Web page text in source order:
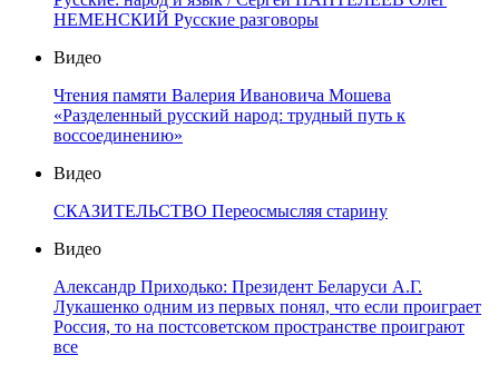
НЕМЕНСКИЙ Русские разговоры
Видео
Чтения памяти Валерия Ивановича Мошева
«Разделенный русский народ: трудный путь к
воссоединению»
Видео
СКАЗИТЕЛЬСТВО Переосмысляя старину
Видео
Александр Приходько: Президент Беларуси А.Г.
Лукашенко одним из первых понял, что если проиграет
Россия, то на постсоветском пространстве проиграют
все